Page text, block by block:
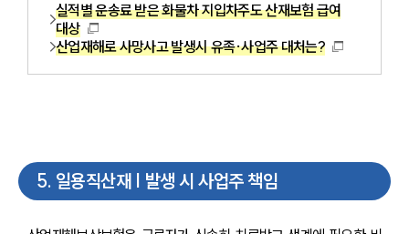
실적별 운송료 받은 화물차 지입차주도 산재보험 급여
대상
산업재해로 사망사고 발생시 유족·사업주 대처는?
5. 일용직산재 | 발생 시 사업주 책임